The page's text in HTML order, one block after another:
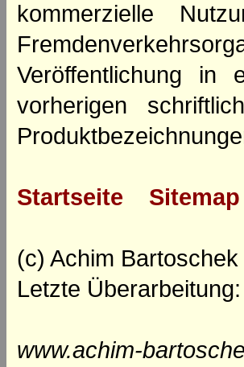
kommerzielle
Veröffentlichung in
vorherigen
Startseite Sitemap
(c) Achim
Letzte
www.achim-